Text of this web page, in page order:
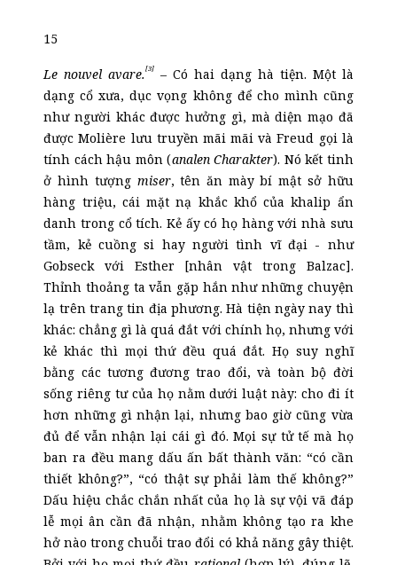
15
Le nouvel avare.[3]
– Có hai dạng hà tiện. Một là
dạng cổ xưa, dục vọng không để cho mình cũng
như người khác được hưởng gì, mà diện mạo đã
được Molière lưu truyền mãi mãi và Freud gọi là
tính cách hậu môn (analen Charakter). Nó kết tinh
ở hình tượng miser, tên ăn mày bí mật sở hữu
hàng triệu, cái mặt nạ khắc khổ của khalip ẩn
danh trong cổ tích. Kẻ ấy có họ hàng với nhà sưu
tầm, kẻ cuồng si hay người tình vĩ đại - như
Gobseck với Esther [nhân vật trong Balzac].
Thỉnh thoảng ta vẫn gặp hắn như những chuyện
lạ trên trang tin địa phương. Hà tiện ngày nay thì
khác: chẳng gì là quá đắt với chính họ, nhưng với
kẻ khác thì mọi thứ đều quá đắt. Họ suy nghĩ
bằng các tương đương trao đổi, và toàn bộ đời
sống riêng tư của họ nằm dưới luật này: cho đi ít
hơn những gì nhận lại, nhưng bao giờ cũng vừa
đủ để vẫn nhận lại cái gì đó. Mọi sự tử tế mà họ
ban ra đều mang dấu ấn bất thành văn: “có cần
thiết không?”, “có thật sự phải làm thế không?”
Dấu hiệu chắc chắn nhất của họ là sự vội vã đáp
lễ mọi ân cần đã nhận, nhằm không tạo ra khe
hở nào trong chuỗi trao đổi có khả năng gây thiệt.